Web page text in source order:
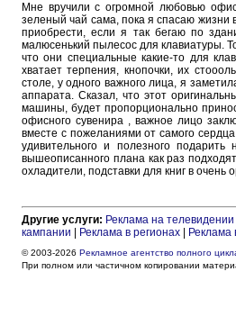
Мне вручили с огромной любовью
зеленый чай сама, пока я спасаю жизни
приобрести, если я так бегаю по
малюсенький пылесос для клавиатуры.
что они специальные какие-то для
хватает терпения, кнопочки, их
столе, у одного важного лица, я
аппарата. Сказал, что этот
машины, будет пропорционально
офисного сувенира , важное лицо
вместе с пожеланиями от самого
удивительного и полезного
вышеописанного плана как раз
охладители, подставки для книг в
Другие услуги: Реклама на телевидении
кампании
Реклама в регионах Реклама
© 2003-2026 Рекламное агентство полного
При полном или частичном копировании